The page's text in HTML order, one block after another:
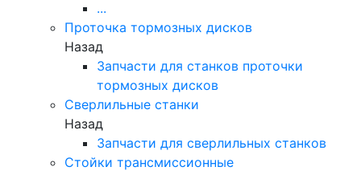
...
Проточка тормозных дисков
Назад
Запчасти для станков проточки
тормозных дисков
Сверлильные станки
Назад
Запчасти для сверлильных станков
Стойки трансмиссионные